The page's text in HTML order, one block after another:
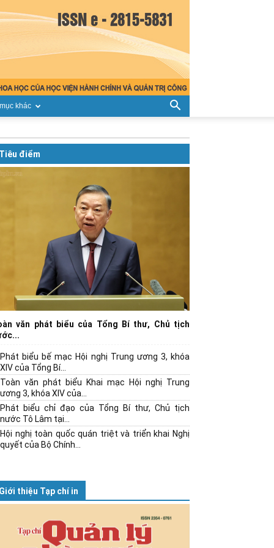
khác
Tiêu điểm
văn phát biểu của Tổng Bí thư, Chủ tịch
Phát biểu bế mạc Hội nghị Trung ương 3, khóa
XIV của Tổng Bí...
Toàn văn phát biểu Khai mạc Hội nghị Trung
ương 3, khóa XIV của...
Phát biểu chỉ đạo của Tổng Bí thư, Chủ tịch
nước Tô Lâm tại...
Hội nghị toàn quốc quán triệt và triển khai Nghị
quyết của Bộ Chính...
Giới thiệu Tạp chí in